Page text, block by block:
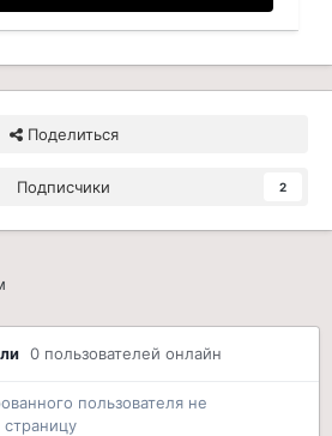
Поделиться
Подписчики 2
0 пользователей онлайн
пользователя не